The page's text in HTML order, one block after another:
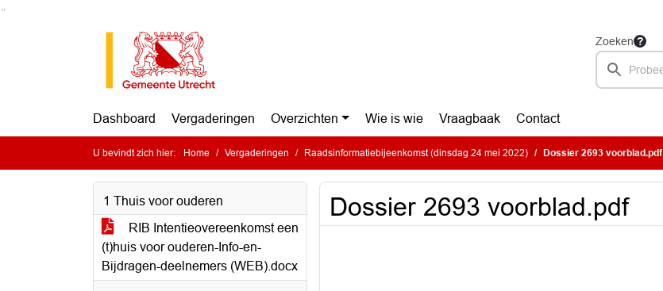
Zoeken
Dashboard Vergaderingen Overzichten Wie is wie Vraagbaak Contact
U bevindt zich hier: Home Vergaderingen Raadsinformatiebijeenkomst (dinsdag 24 mei 2022) Dossier 2693 voorblad.pdf
1 Thuis voor ouderen
RIB Intentieovereenkomst een
(t)huis voor ouderen-Info-en-
Bijdragen-deelnemers (WEB).docx
Dossier 2693 voorblad.pdf